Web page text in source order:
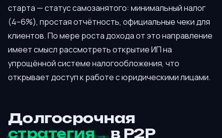
старта — статус самозанятого: минимальный налог
(4–6%), простая отчётность, официальные чеки для
клиентов. По мере роста дохода от это направление
имеет смысл рассмотреть открытие ИП на
упрощённой системе налогообложения, что
открывает доступ к работе с юридическими лицами.
Долгосрочная
стратегия
в P2P